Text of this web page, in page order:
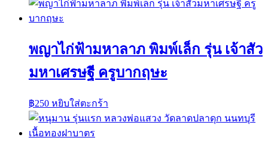
พญาไก่ฟ้ามหาลาภ พิมพ์เล็ก รุ่น เจ้าสัว
มหาเศรษฐี ครูบากฤษะ
฿250 หยิบใส่ตะกร้า